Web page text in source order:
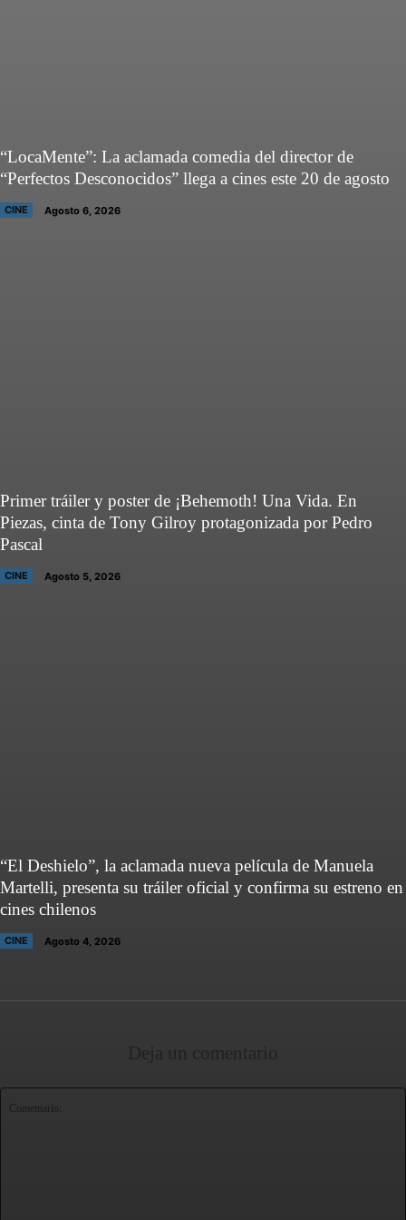
“LocaMente”: La aclamada comedia del director de
“Perfectos Desconocidos” llega a cines este 20 de agosto
CINE Agosto 6, 2026
Primer tráiler y poster de ¡Behemoth! Una Vida. En
Piezas, cinta de Tony Gilroy protagonizada por Pedro
Pascal
CINE Agosto 5, 2026
“El Deshielo”, la aclamada nueva película de Manuela
Martelli, presenta su tráiler oficial y confirma su estreno en
cines chilenos
CINE Agosto 4, 2026